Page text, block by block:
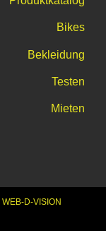
Bikes
Bekleidung
Testen
Mieten
WEB-D-VISION